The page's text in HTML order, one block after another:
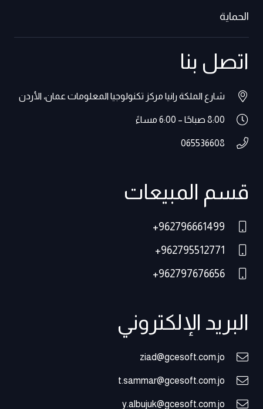
الحماية
اتصل بنا
شارع الملكة رانيا مركز تكنولوجيا المعلومات عمان، الأردن
8:00 صباحًا – 6:00 مساءً
065536608
قسم المبيعات
962796661499+
962795512771+
962797676656+
البريد الإلكتروني
ziad@gcesoft.com.jo
t.sammar@gcesoft.com.jo
y.albujuk@gcesoft.com.jo